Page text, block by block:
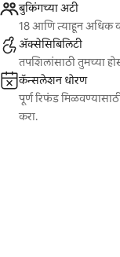
बुकिंगच्या अटी
18 आणि त्याहून अधिक
ॲक्सेसिबिलिटी
तपशिलांसाठी तुमच्या
कॅन्सलेशन धोरण
पूर्ण रिफंड
करा.